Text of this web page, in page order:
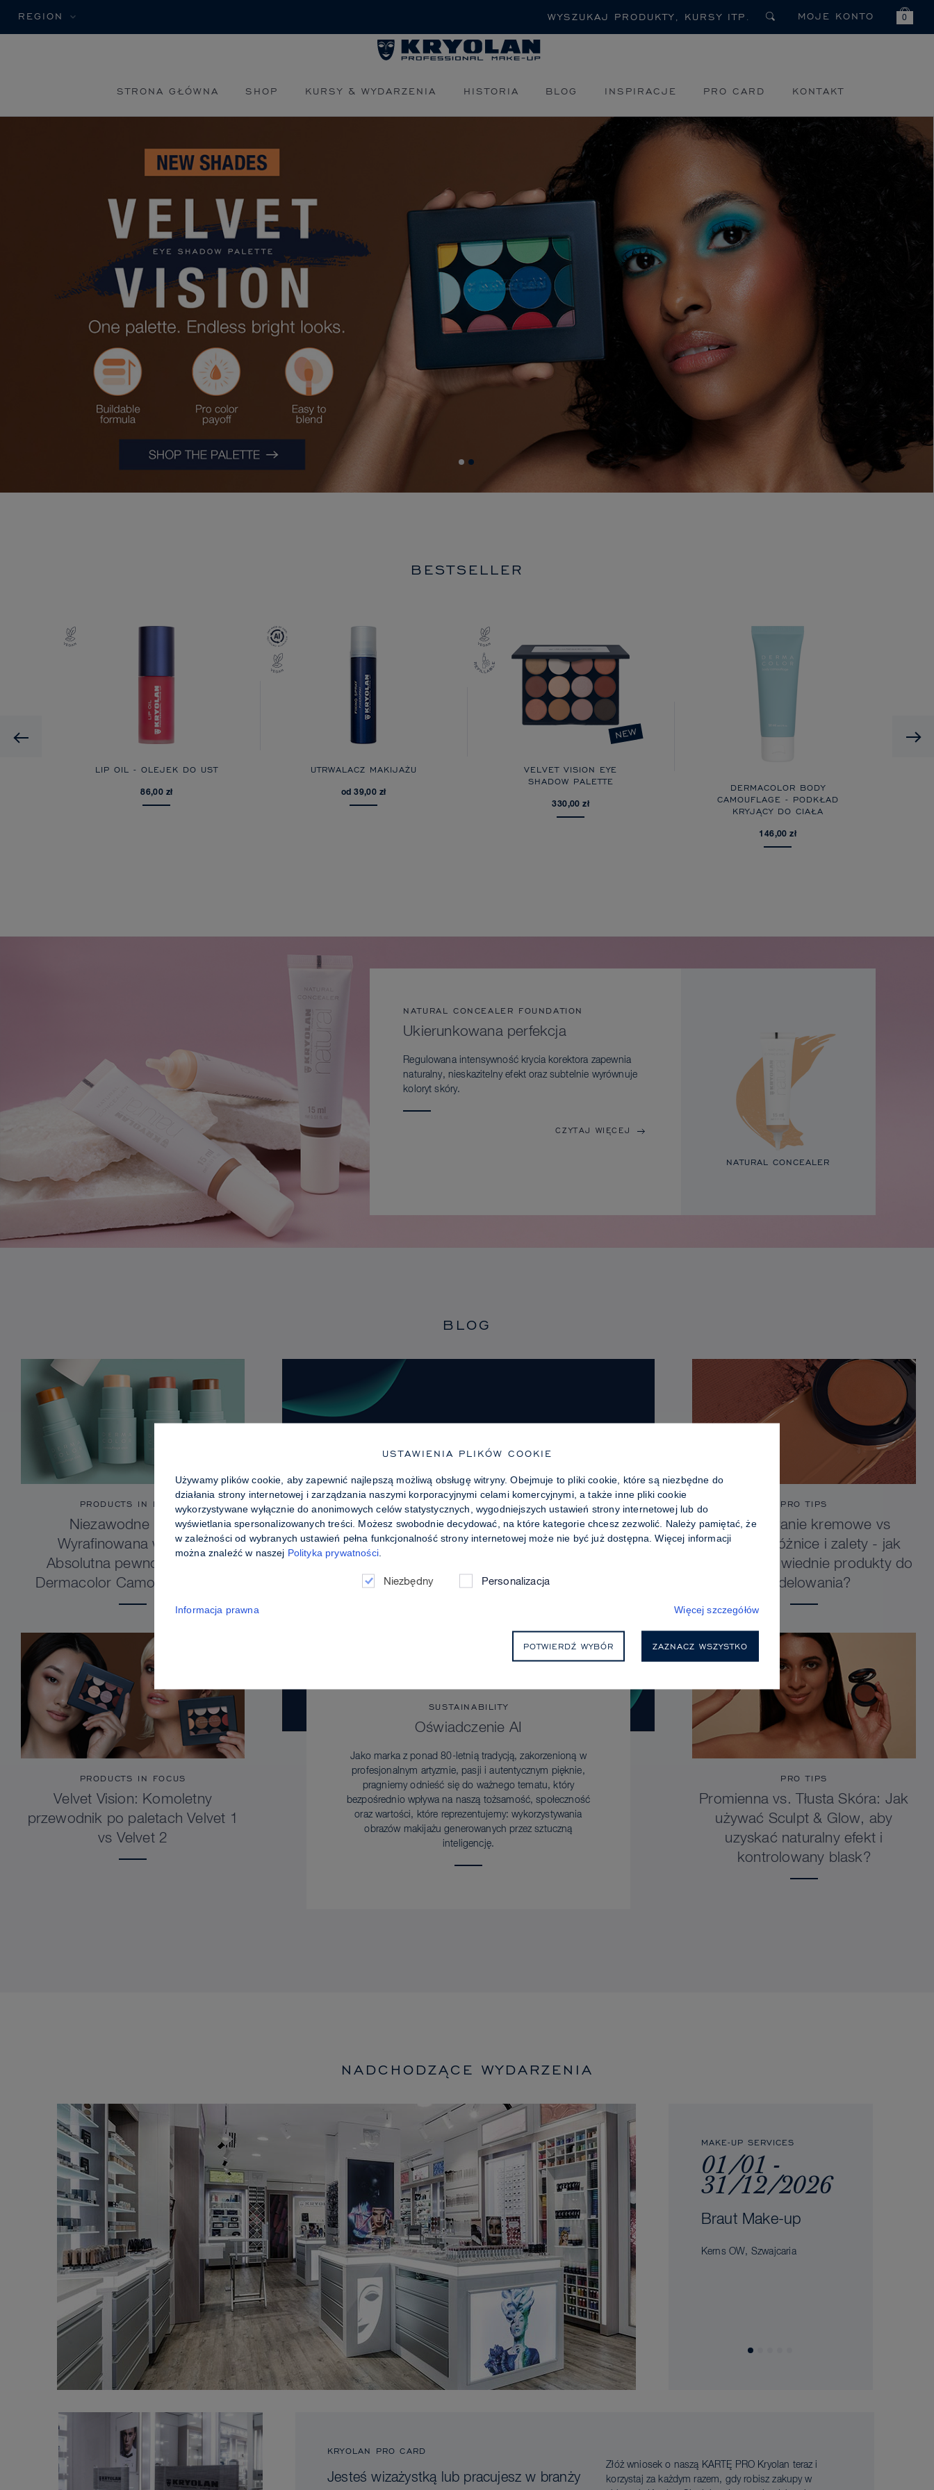
REGION MOJE KONTO 0
STRONA GŁÓWNA SHOP KURSY & WYDARZENIA HISTORIA BLOG INSPIRACJE PRO CARD KONTAKT
BESTSELLER
Previous
LIP OIL - OLEJEK DO UST
86,00 zł
UTRWALACZ MAKIJAŻU
od 39,00 zł
VELVET VISION EYE
SHADOW PALETTE
330,00 zł
NEW
DERMACOLOR BODY
CAMOUFLAGE - PODKŁAD
KRYJĄCY DO CIAŁA
146,00 zł
NATURAL CONCEALER FOUNDATION
Ukierunkowana perfekcja
Regulowana intensywność krycia korektora zapewnia
naturalny, nieskazitelny efekt oraz subtelnie wyrównuje
koloryt skóry.
CZYTAJ WIĘCEJ
NATURAL CONCEALER
BLOG
SUSTAINABILITY
Oświadczenie AI
Jako marka z ponad 80-letnią tradycją, zakorzenioną w
profesjonalnym artyzmie, pasji i autentycznym pięknie,
pragniemy odnieść się do ważnego tematu, który
bezpośrednio wpływa na naszą tożsamość, społeczność
oraz wartości, które reprezentujemy: wykorzystywania
obrazów makijażu generowanych przez sztuczną
inteligencję.
PRODUCTS IN FOCUS
Niezawodne krycie.
Wyrafinowana wygoda.
Absolutna pewność siebie.
Dermacolor Camouflage Stick
PRODUCTS IN FOCUS
Velvet Vision: Komoletny
przewodnik po paletach Velvet 1
vs Velvet 2
PRO TIPS
Konturowanie kremowe vs
pudrowe: różnice i zalety - jak
wybrać odpowiednie produkty do
modelowania?
PRO TIPS
Promienna vs. Tłusta Skóra: Jak
używać Sculpt & Glow, aby
uzyskać naturalny efekt i
kontrolowany blask?
NADCHODZĄCE WYDARZENIA
MAKE-UP SERVICES
01/01 -
31/12/2026
Braut Make-up
Kerns OW, Szwajcaria
KRYOLAN PRO CARD
Jesteś wizażystką lub pracujesz w branży
Złóż wniosek o naszą KARTĘ PRO Kryolan teraz i
korzystaj za każdym razem, gdy robisz zakupy w
USTAWIENIA PLIKÓW COOKIE
Używamy plików cookie, aby zapewnić najlepszą możliwą obsługę witryny. Obejmuje to pliki cookie, które są niezbędne do
działania strony internetowej i zarządzania naszymi korporacyjnymi celami komercyjnymi, a także inne pliki cookie
wykorzystywane wyłącznie do anonimowych celów statystycznych, wygodniejszych ustawień strony internetowej lub do
wyświetlania spersonalizowanych treści. Możesz swobodnie decydować, na które kategorie chcesz zezwolić. Należy pamiętać, że
w zależności od wybranych ustawień pełna funkcjonalność strony internetowej może nie być już dostępna. Więcej informacji
można znaleźć w naszej Polityka prywatności.
Niezbędny Personalizacja
Informacja prawna Więcej szczegółów
POTWIERDŹ WYBÓR ZAZNACZ WSZYSTKO